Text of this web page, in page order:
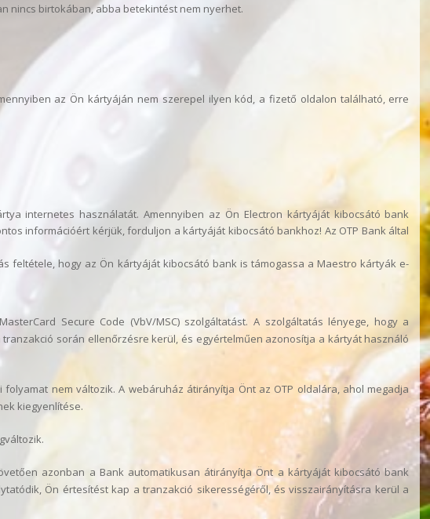
nincs birtokában, abba betekintést nem nyerhet.
az Ön kártyáján nem szerepel ilyen kód, a fizető oldalon található, erre
internetes használatát. Amennyiben az Ön Electron kártyáját kibocsátó bank
információért kérjük, forduljon a kártyáját kibocsátó bankhoz! Az OTP Bank által
feltétele, hogy az Ön kártyáját kibocsátó bank is támogassa a Maestro kártyák e-
Secure Code (VbV/MSC) szolgáltatást. A szolgáltatás lényege, hogy a
során ellenőrzésre kerül, és egyértelműen azonosítja a kártyát használó
nem változik. A webáruház átirányítja Önt az OTP oldalára, ahol megadja
kiegyenlítése.
azonban a Bank automatikusan átirányítja Önt a kártyáját kibocsátó bank
Ön értesítést kap a tranzakció sikerességéről, és visszairányításra kerül a